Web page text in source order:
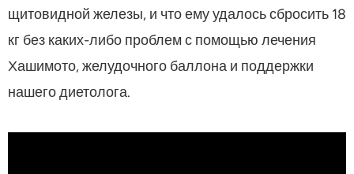
щитовидной железы, и что ему удалось сбросить 18
кг без каких-либо проблем с помощью лечения
Хашимото, желудочного баллона и поддержки
нашего диетолога.